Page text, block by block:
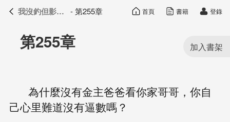
我沒釣但影帝真香了 目錄
第255章
為什麼沒有金主爸爸看你家哥哥，你自
己心里難道沒有逼數嗎？
我沒釣但影帝真香了 - 第255章 首頁 書籍 登錄